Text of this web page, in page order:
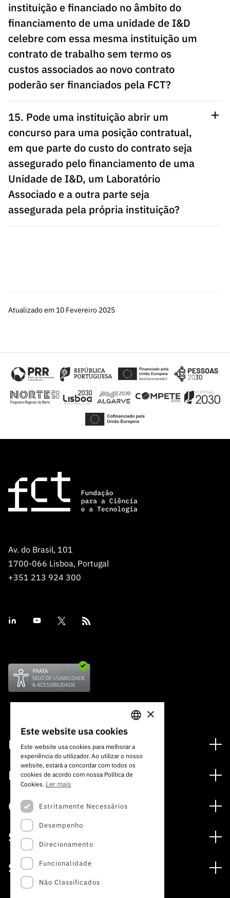
instituição e financiado no âmbito do
financiamento de uma unidade de I&D
celebre com essa mesma instituição um
contrato de trabalho sem termo os
custos associados ao novo contrato
poderão ser financiados pela FCT?
15. Pode uma instituição abrir um
concurso para uma posição contratual,
em que parte do custo do contrato seja
assegurado pelo financiamento de uma
Unidade de I&D, um Laboratório
Associado e a outra parte seja
assegurada pela própria instituição?
Atualizado em 10 Fevereiro 2025
Av. do Brasil, 101
1700-066 Lisboa, Portugal
+351 213 924 300
Financiamento
Programas de Financiamento
Internacional
Prémios
Media
Notas de Imprensa
Subscrever Newsletter
Subscrever Direct Mail de Concursos
Agenda
Publicações
Concursos
Concursos Abertos
Concursos Previstos
Concursos Fechados
Calendarização FCT 2026
Serviços
Serviços digitais: Tecnologia para o Conhecimento
Arquivo, Documentação e Informação
Acesso a dados estatísticos para fins científicos –
Sobre
A FCT
PORTUGUESE
ENGLISH
×
Este website usa cookies
Este website usa cookies para melhorar a
experiência do utilizador. Ao utilizar o nosso
website, estará a concordar com todos os
cookies de acordo com nossa Política de
Cookies. Ler mais
Estritamente Necessários
Desempenho
Direcionamento
Funcionalidade
Não Classificados